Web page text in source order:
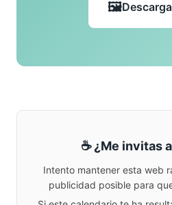
☕ ¿Me invitas
Intento mantener esta web
publicidad posible para